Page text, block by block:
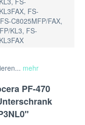
FS-
C8025MFP/FAX,
KL3, FS-
mehr
PF-470